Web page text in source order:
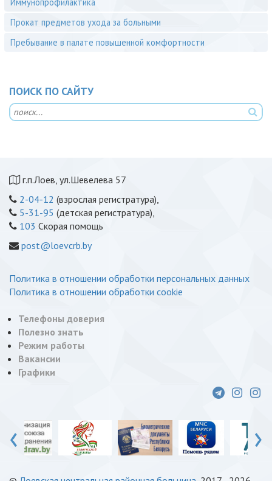
Прокат предметов ухода за больными
Пребывание в палате повышенной комфортности
ПОИСК ПО САЙТУ
г.п.Лоев, ул.Шевелева 57
2-04-12 (взрослая регистратура),
5-31-95 (детская регистратура),
103 Скорая помощь
post@loevcrb.by
Политика в отношении обработки персональных данных
Политика в отношении обработки cookie
Телефоны доверия
Полезно знать
Режим работы
Вакансии
Графики
‹ ›